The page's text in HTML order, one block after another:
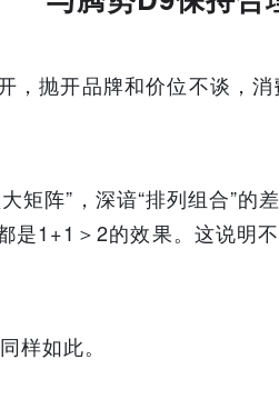
，抛开品牌和价位不谈，
矩阵”，深谙“排列组合”的
是1+1＞2的效果。这说明
样如此。